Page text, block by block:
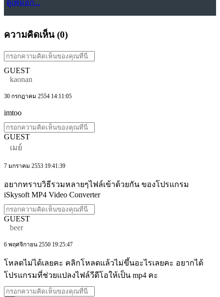
ดูเพิ่มอีก...
ความคิดเห็น (0)
GUEST
kaonan
30 กรกฎาคม 2554 14:11:05
imtoo
GUEST
เมย์
7 มกราคม 2553 19:41:39
อยากทราบวิธีรวมหลายๆไฟล์เข้าด้วยกัน ของโปรแกรม
iSkysoft MP4 Video Converter
GUEST
beer
6 พฤศจิกายน 2550 19:25:47
โหลดไม่ได้เลยคะ คลิกโหลดแล้วไม่ขึ้นอะไรเลยคะ อยากได้
โปรแกรมที่ช่วยแปลงไฟล์วีดีโอให้เป็น mp4 คะ